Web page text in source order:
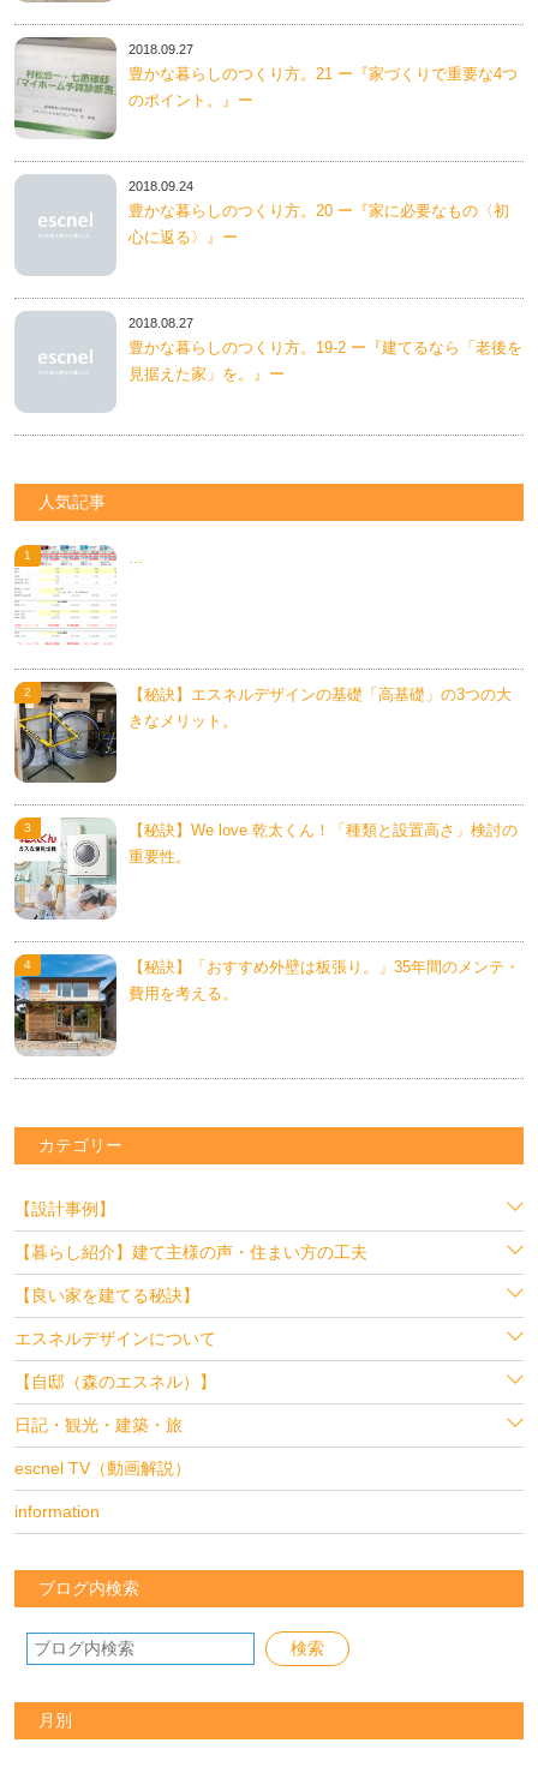
2018.09.27
豊かな暮らしのつくり方。21 ー『家づくりで重要な4つ
のポイント。』ー
2018.09.24
豊かな暮らしのつくり方。20 ー『家に必要なもの〈初
心に返る〉』ー
2018.08.27
豊かな暮らしのつくり方。19-2 ー『建てるなら「老後を
見据えた家」を。』ー
人気記事
【秘訣】エスネルデザインの基礎「高基礎」の3つの大
きなメリット。
【秘訣】We love 乾太くん！「種類と設置高さ」検討の
重要性。
【秘訣】「おすすめ外壁は板張り。」35年間のメンテ・
費用を考える。
カテゴリー
【設計事例】
【暮らし紹介】建て主様の声・住まい方の工夫
【良い家を建てる秘訣】
エスネルデザインについて
【自邸（森のエスネル）】
日記・観光・建築・旅
escnel TV（動画解説）
information
ブログ内検索
月別